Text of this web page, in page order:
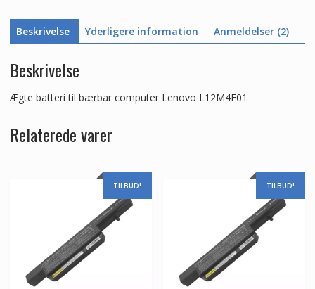
Beskrivelse Yderligere information Anmeldelser (2)
Beskrivelse
Ægte batteri til bærbar computer Lenovo L12M4E01
Relaterede varer
TILBUD! TILBUD!